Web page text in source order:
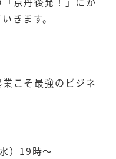
きます。
こそ最強のビジネ
）19時～